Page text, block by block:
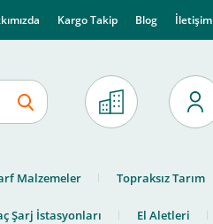
Kargo Takip Blog İletişim
Malzemeler Topraksız Tarım
Şarj İstasyonları El Aletleri